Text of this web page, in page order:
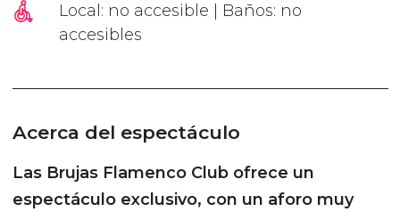
Local: no accesible | Baños: no
accesibles
Acerca del espectáculo
Las Brujas Flamenco Club ofrece un
espectáculo exclusivo, con un aforo muy